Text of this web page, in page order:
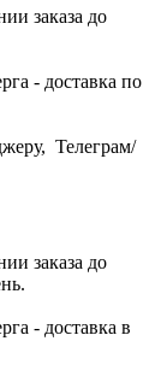
заказа до
- доставка по
Телеграм/
заказа до
- доставка в